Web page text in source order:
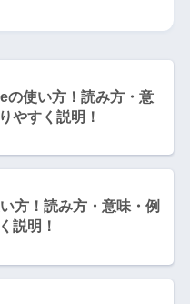
使い方！読み方・意
やすく説明！
方！読み方・意味・例
説明！